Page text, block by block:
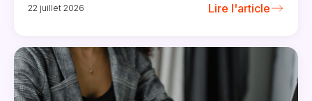
22 juillet 2026 Lire l'article